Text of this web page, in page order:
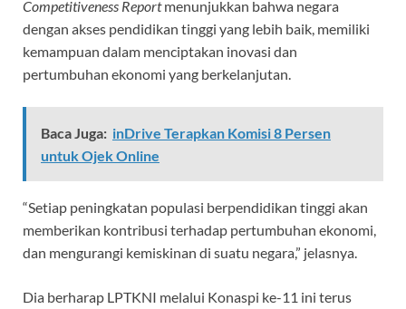
Competitiveness Reportmenunjukkan bahwa negara
dengan akses pendidikan tinggi yang lebih baik, memiliki
kemampuan dalam menciptakan inovasi dan
pertumbuhan ekonomi yang berkelanjutan.
Baca Juga: inDrive Terapkan Komisi 8 Persen
untuk Ojek Online
“Setiap peningkatan populasi berpendidikan tinggi akan
memberikan kontribusi terhadap pertumbuhan ekonomi,
dan mengurangi kemiskinan di suatu negara,” jelasnya.
Dia berharap LPTKNI melalui Konaspi ke-11 ini terus